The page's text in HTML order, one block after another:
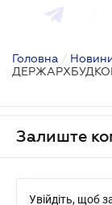
Головна /
Залиште
Увійдіть, щоб